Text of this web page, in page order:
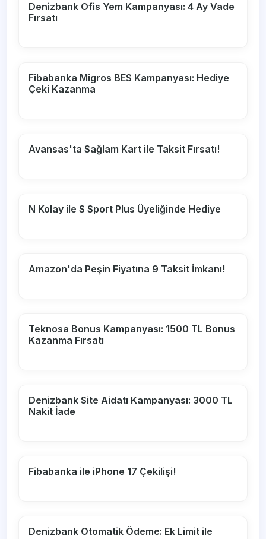
Denizbank Ofis Yem Kampanyası: 4 Ay Vade
Fırsatı
Fibabanka Migros BES Kampanyası: Hediye
Çeki Kazanma
Avansas'ta Sağlam Kart ile Taksit Fırsatı!
N Kolay ile S Sport Plus Üyeliğinde Hediye
Amazon'da Peşin Fiyatına 9 Taksit İmkanı!
Teknosa Bonus Kampanyası: 1500 TL Bonus
Kazanma Fırsatı
Denizbank Site Aidatı Kampanyası: 3000 TL
Nakit İade
Fibabanka ile iPhone 17 Çekilişi!
Denizbank Otomatik Ödeme: Ek Limit ile